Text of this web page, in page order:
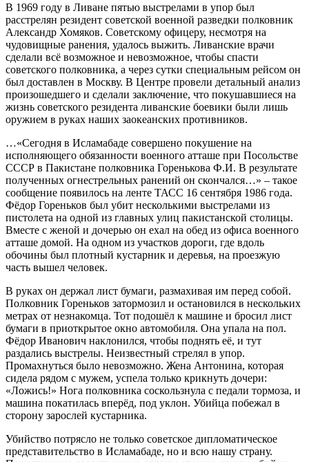
В 1969 году в Ливане пятью выстрелами в упор был
расстрелян резидент советской военной разведки полковник
Александр Хомяков. Советскому офицеру, несмотря на
чудовищные ранения, удалось выжить. Ливанские врачи
сделали всё возможное и невозможное, чтобы спасти
советского полковника, а через сутки специальным рейсом он
был доставлен в Москву. В Центре провели детальный анализ
произошедшего и сделали заключение, что покушавшиеся на
жизнь советского резидента ливанские боевики были лишь
оружием в руках наших заокеанских противников.
…«Сегодня в Исламабаде совершено покушение на
исполняющего обязанности военного атташе при Посольстве
СССР в Пакистане полковника Горенькова Ф.И. В результате
полученных огнестрельных ранений он скончался…» – такое
сообщение появилось на ленте ТАСС 16 сентября 1986 года.
Фёдор Гореньков был убит несколькими выстрелами из
пистолета на одной из главных улиц пакистанской столицы.
Вместе с женой и дочерью он ехал на обед из офиса военного
атташе домой. На одном из участков дороги, где вдоль
обочины был плотный кустарник и деревья, на проезжую
часть вышел человек.
В руках он держал лист бумаги, размахивая им перед собой.
Полковник Гореньков затормозил и остановился в нескольких
метрах от незнакомца. Тот подошёл к машине и бросил лист
бумаги в приоткрытое окно автомобиля. Она упала на пол.
Фёдор Иванович наклонился, чтобы поднять её, и тут
раздались выстрелы. Неизвестный стрелял в упор.
Промахнуться было невозможно. Жена Антонина, которая
сидела рядом с мужем, успела только крикнуть дочери:
«Ложись!» Нога полковника соскользнула с педали тормоза, и
машина покатилась вперёд, под уклон. Убийца побежал в
сторону зарослей кустарника.
Убийство потрясло не только советское дипломатическое
представительство в Исламабаде, но и всю нашу страну.